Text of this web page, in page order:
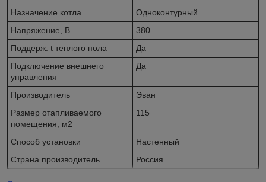
Назначение котла
Одноконтурный
Напряжение, В
380
Поддерж. t теплого пола
Да
Подключение внешнего
управления
Да
Производитель
Эван
Размер отапливаемого
помещения, м2
115
Способ установки
Настенный
Страна производитель
Россия